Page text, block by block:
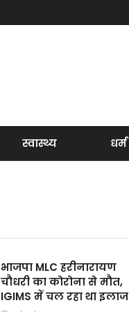
स्वास्थ्य धर्म
भाजपा MLC हरीनारायण
चौधरी का कोरोना से मौत,
IGIMS में चल रहा था इलाज